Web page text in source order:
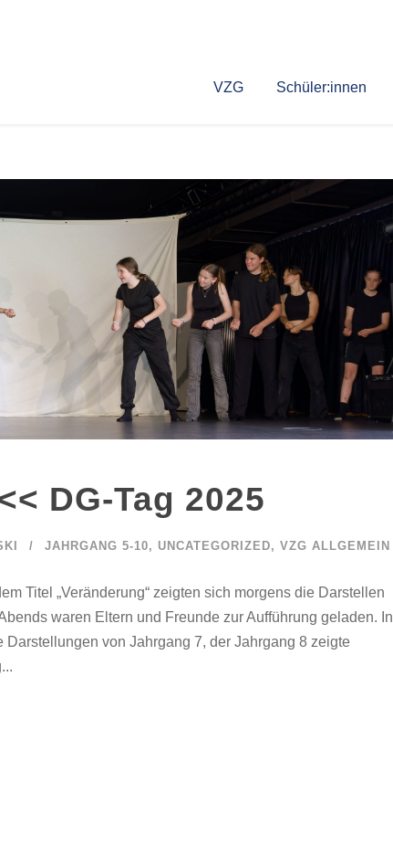
VZG Schüler:innen
DG-Tag 2025
JAHRGANG 5-10, UNCATEGORIZED, VZG ALLGEMEIN
Titel „Veränderung“ zeigten sich morgens die Darstellen
waren Eltern und Freunde zur Aufführung geladen. In
von Jahrgang 7, der Jahrgang 8 zeigte